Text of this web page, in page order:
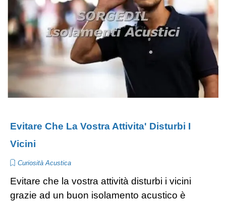
Evitare Che La Vostra Attivita' Disturbi I
Vicini
Curiosità Acustica
Evitare che la vostra attività disturbi i vicini
grazie ad un buon isolamento acustico è